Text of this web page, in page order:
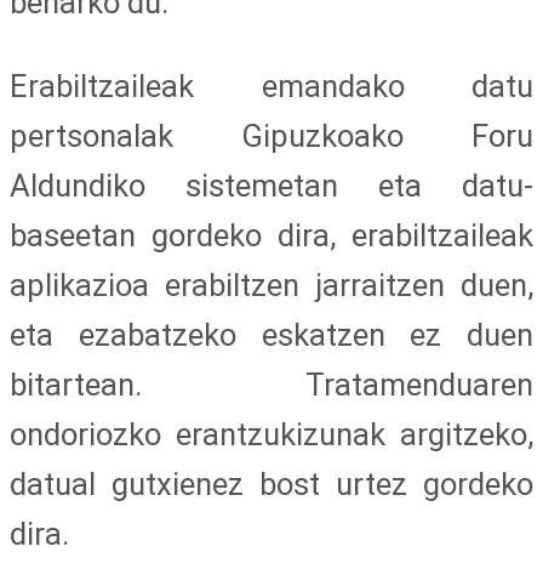
Erabiltzaileak emandako datu
pertsonalak Gipuzkoako Foru
Aldundiko sistemetan eta datu-
baseetan gordeko dira, erabiltzaileak
aplikazioa erabiltzen jarraitzen duen,
eta ezabatzeko eskatzen ez duen
bitartean. Tratamenduaren
ondoriozko erantzukizunak argitzeko,
datual gutxienez bost urtez gordeko
dira.